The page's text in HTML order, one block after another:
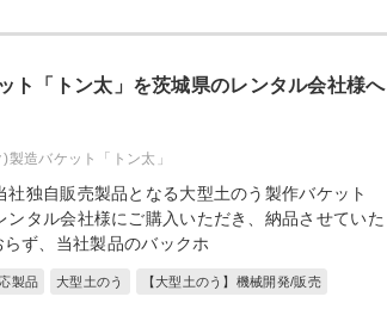
ト「トン太」を茨城県のレンタル会社様へ
造バケット「トン太」
社独自販売製品となる大型土のう製作バケット
ンタル会社様にご購入いただき、納品させていた
ず、当社製品のバックホ
製品 大型土のう 【大型土のう】機械開発/販売